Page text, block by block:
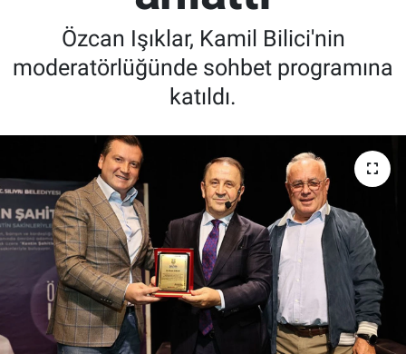
Özcan Işıklar, Kamil Bilici'nin
moderatörlüğünde sohbet programına
katıldı.
Polemik
Süper Lig Puan Durumu ve Fikstür
Tüm Manşetler
Haber Arşivi